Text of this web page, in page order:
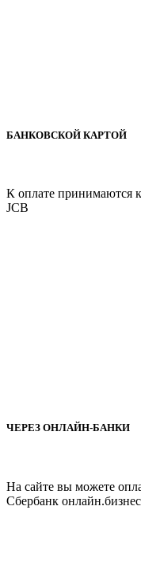
БАНКОВСКОЙ КАРТОЙ
К оплате принимаются
JCB
ЧЕРЕЗ ОНЛАЙН-БАНКИ
На сайте вы можете
Сбербанк онлайн.бизнес